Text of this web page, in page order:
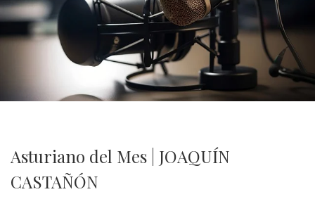
Asturiano del Mes | JOAQUÍN
CASTAÑÓN